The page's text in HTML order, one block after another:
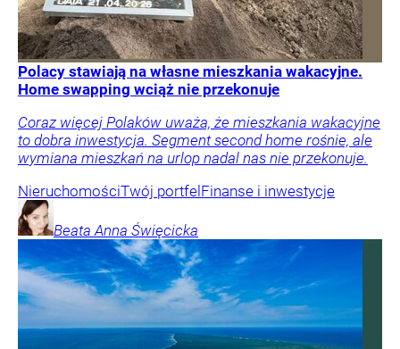
Polacy stawiają na własne mieszkania wakacyjne.
Home swapping wciąż nie przekonuje
Coraz więcej Polaków uważa, że mieszkania wakacyjne
to dobra inwestycja. Segment second home rośnie, ale
wymiana mieszkań na urlop nadal nas nie przekonuje.
NieruchomościTwój portfel Finanse i inwestycje
Beata Anna Święcicka